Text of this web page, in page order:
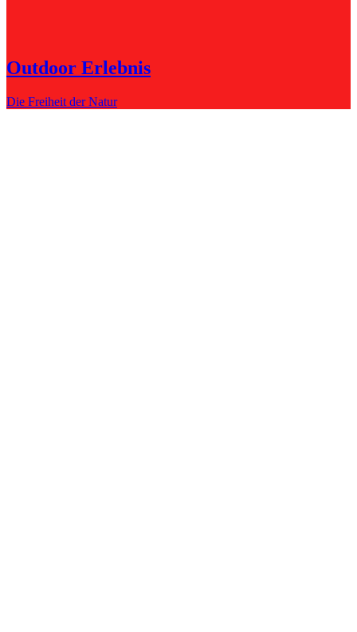
Outdoor Erlebnis
Die Freiheit der Natur